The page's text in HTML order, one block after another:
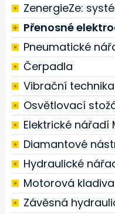
ZenergieZe:
Přenosné
Pneumatické
Čerpadla
Vibrační technika
Osvětlovací
Elektrické nářadí
Diamantové
Hydraulické
Motorová kladiva
Závěsná